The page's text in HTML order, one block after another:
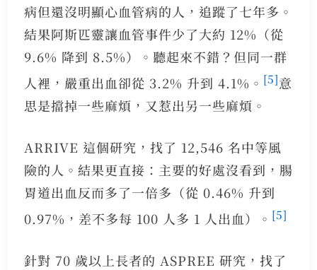
病但還沒明顯心血管病的人，追蹤了七年多。
結果阿斯匹靈讓血管事件少了大約 12%（從
9.6% 降到 8.5%）。聽起來不錯？但同一群
人裡，嚴重出血卻從 3.2% 升到 4.1%。 [5]意
思是擋掉一些麻煩，又惹出另一些麻煩。
ARRIVE 這個研究，找了 12,546 名中等風
險的人。結果更直接：主要的好處沒看到，腸
胃道出血反而多了一倍多（從 0.46% 升到
0.97%，差不多每 100 人多 1 人出血）。 [5]
針對 70 歲以上長者的 ASPREE 研究，找了